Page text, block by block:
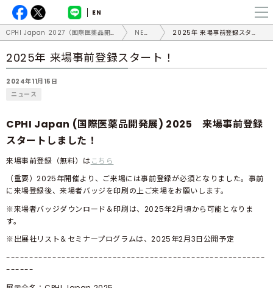
EN
CPHI Japan 2027（国際医薬品開発展） NEWS 2025年 来場事前登録スタート！
2025年 来場事前登録スタート！
2024年11月15日
ニュース
CPHI Japan (国際医薬品開発展) 2025 来場事前登録
スタートしました！
来場事前登録（無料）はこちら
（重要）2025年開催より、ご来場には事前登録が必須となりました。事前
に来場登録後、来場者バッジを印刷の上ご来場をお願いします。
※来場者バッジダウンロード＆印刷は、2025年2月頃から可能となりま
す。
※出展社リスト＆セミナープログラムは、2025年2月3日公開予定
--------------------------------------------------------
------